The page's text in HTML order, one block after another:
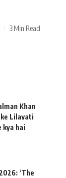
3 Min Read
Khan
Lilavati
kya hai
‘The